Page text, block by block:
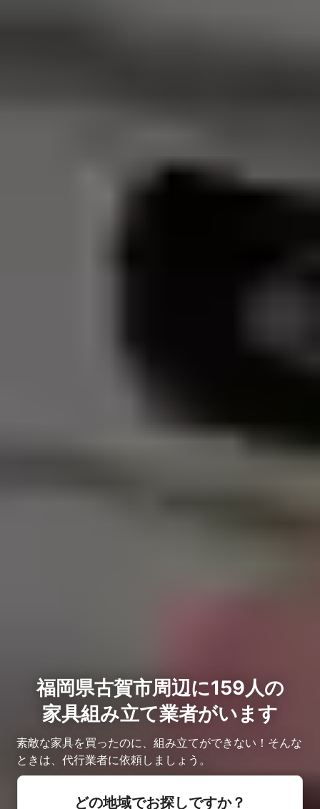
福岡県古賀市周辺に159人の
家具組み立て業者がいます
素敵な家具を買ったのに、組み立てができない！そんな
ときは、代行業者に依頼しましょう。
どの地域でお探しですか？